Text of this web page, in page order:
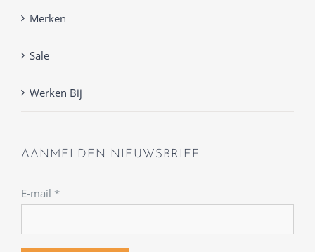
Merken
Sale
Werken Bij
AANMELDEN NIEUWSBRIEF
E-mail *